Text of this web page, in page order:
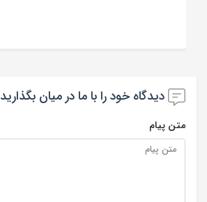
دیدگاه خود را با ما در میان بگذارید
متن پیام